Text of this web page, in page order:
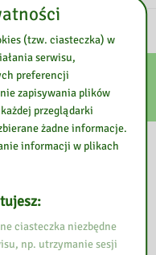
(tzw. ciasteczka) w
serwisu,
preferencji
zapisywania plików
przeglądarki
żadne informacje.
informacji w plikach
ciasteczka niezbędne
np. utrzymanie sesji